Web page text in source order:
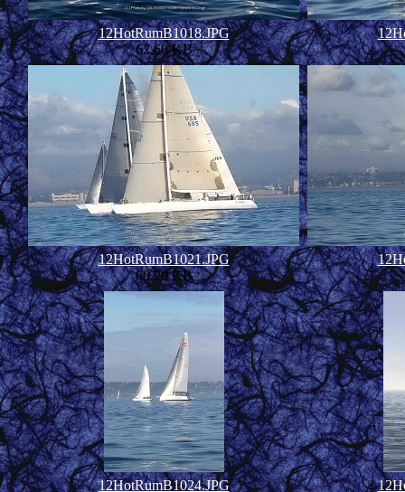
12HotRumB1018.JPG
62.60 KB
12HotRumB1021.JPG
60.29 KB
12HotRumB1024.JPG